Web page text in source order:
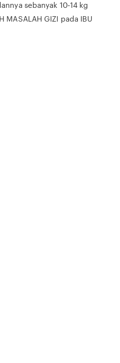
sebanyak 10-14 kg
MASALAH GIZI pada IBU